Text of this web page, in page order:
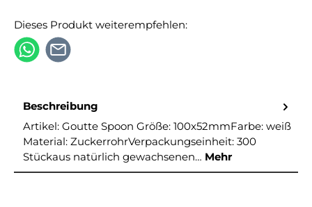
Dieses Produkt weiterempfehlen:
Beschreibung
Artikel: Goutte Spoon Größe: 100x52mmFarbe: weiß
Material: ZuckerrohrVerpackungseinheit: 300
Stückaus natürlich gewachsenen… Mehr